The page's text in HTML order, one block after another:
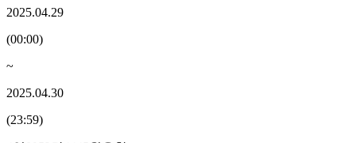
2025.04.29
(00:00)
~
2025.04.30
(23:59)